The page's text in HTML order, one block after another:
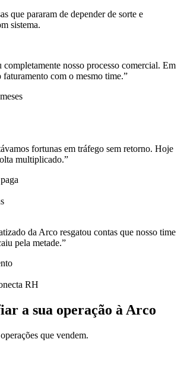
que pararam de depender de sorte e
sistema.
nosso processo comercial. Em
faturamento com o mesmo time.”
fortunas em tráfego sem retorno. Hoje
multiplicado.”
da Arco resgatou contas que nosso time
pela metade.”
RH
a sua operação à Arco
que vendem.